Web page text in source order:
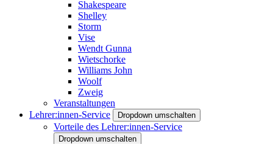
Shakespeare
Shelley
Storm
Vise
Wendt Gunna
Wietschorke
Williams John
Woolf
Zweig
Veranstaltungen
Lehrer:innen-Service
Dropdown umschalten
Vorteile des Lehrer:innen-Service
Dropdown umschalten